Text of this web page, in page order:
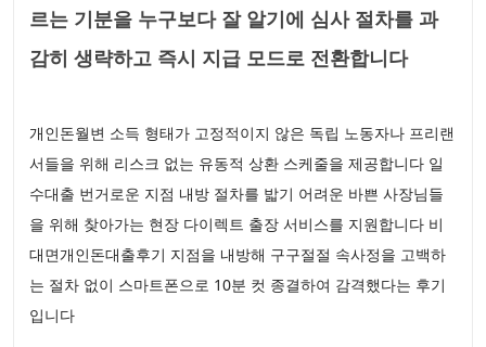
르는 기분을 누구보다 잘 알기에 심사 절차를 과
감히 생략하고 즉시 지급 모드로 전환합니다
개인돈월변 소득 형태가 고정적이지 않은 독립 노동자나 프리랜
서들을 위해 리스크 없는 유동적 상환 스케줄을 제공합니다 일
수대출 번거로운 지점 내방 절차를 밟기 어려운 바쁜 사장님들
을 위해 찾아가는 현장 다이렉트 출장 서비스를 지원합니다 비
대면개인돈대출후기 지점을 내방해 구구절절 속사정을 고백하
는 절차 없이 스마트폰으로 10분 컷 종결하여 감격했다는 후기
입니다